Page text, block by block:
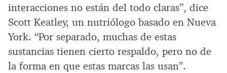
interacciones no están del todo claras”, dice
Scott Keatley, un nutriólogo basado en Nueva
York. “Por separado, muchas de estas
sustancias tienen cierto respaldo, pero no de
la forma en que estas marcas las usan”.